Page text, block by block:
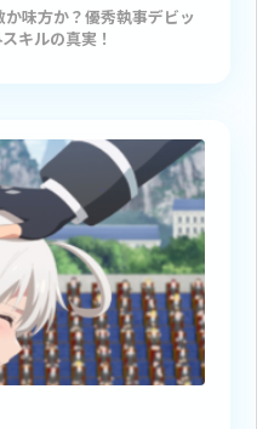
味方か？優秀執事デビッ
キルの真実！